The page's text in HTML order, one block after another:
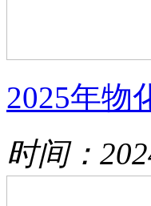
2025年物
时间：